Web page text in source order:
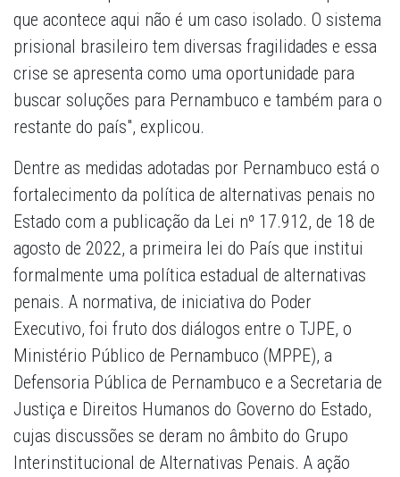
que acontece aqui não é um caso isolado. O sistema
prisional brasileiro tem diversas fragilidades e essa
crise se apresenta como uma oportunidade para
buscar soluções para Pernambuco e também para o
restante do país", explicou.
Dentre as medidas adotadas por Pernambuco está o
fortalecimento da política de alternativas penais no
Estado com a publicação da Lei nº 17.912, de 18 de
agosto de 2022, a primeira lei do País que institui
formalmente uma política estadual de alternativas
penais. A normativa, de iniciativa do Poder
Executivo, foi fruto dos diálogos entre o TJPE, o
Ministério Público de Pernambuco (MPPE), a
Defensoria Pública de Pernambuco e a Secretaria de
Justiça e Direitos Humanos do Governo do Estado,
cujas discussões se deram no âmbito do Grupo
Interinstitucional de Alternativas Penais. A ação